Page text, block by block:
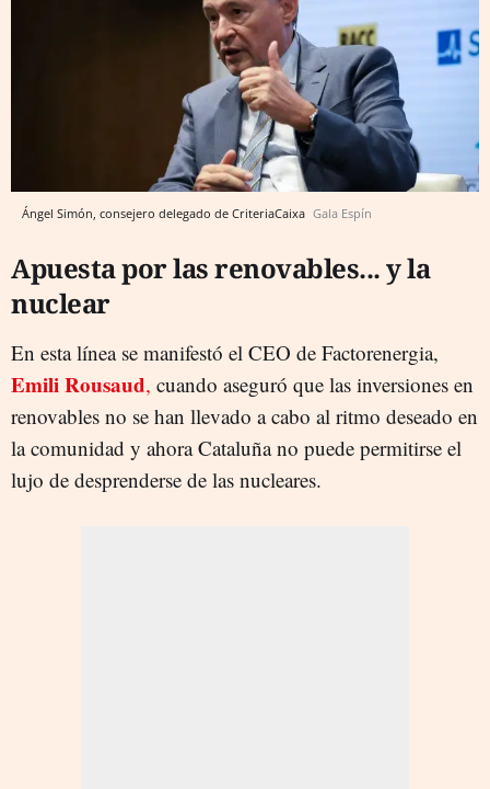
Ángel Simón, consejero delegado de CriteriaCaixa Gala Espín
Apuesta por las renovables... y la
nuclear
En esta línea se manifestó el CEO de Factorenergia,
Emili Rousaud, cuando aseguró que las inversiones en
renovables no se han llevado a cabo al ritmo deseado en
la comunidad y ahora Cataluña no puede permitirse el
lujo de desprenderse de las nucleares.